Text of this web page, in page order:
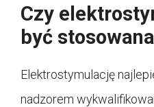
Czy
być
Elektrostymulację
nadzorem